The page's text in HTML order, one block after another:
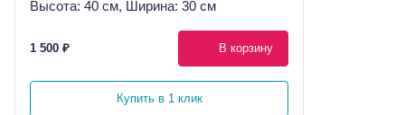
Высота: 40 см, Ширина: 30 см
1 500 ₽ В корзину
Купить в 1 клик